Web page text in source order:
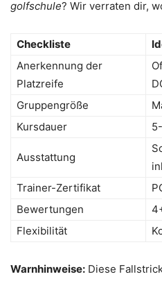
golfschule? Wir verraten dir,
Checkliste
Anerkennung der
Platzreife
Gruppengröße
Kursdauer
Ausstattung
Trainer-Zertifikat
Bewertungen
Flexibilität
Warnhinweise: Diese